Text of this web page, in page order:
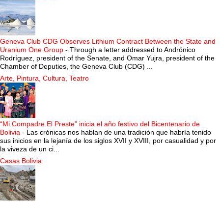
Geneva Club CDG Observes Lithium Contract Between the State and
Uranium One Group - Through a letter addressed to Andrónico
Rodríguez, president of the Senate, and Omar Yujra, president of the
Chamber of Deputies, the Geneva Club (CDG) ...
Arte, Pintura, Cultura, Teatro
“Mi Compadre El Preste” inicia el año festivo del Bicentenario de
Bolivia - Las crónicas nos hablan de una tradición que habría tenido
sus inicios en la lejanía de los siglos XVII y XVIII, por casualidad y por
la viveza de un ci...
Casas Bolivia